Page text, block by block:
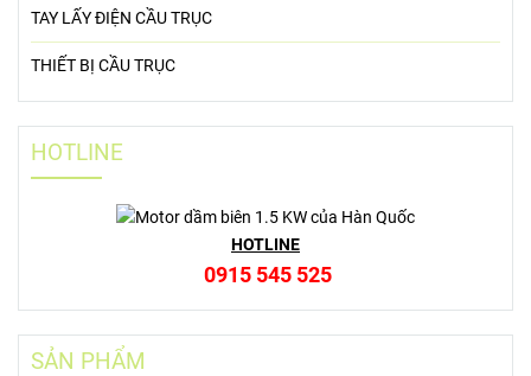
TAY LẤY ĐIỆN CẦU TRỤC
THIẾT BỊ CẦU TRỤC
HOTLINE
HOTLINE
0915 545 525
SẢN PHẨM